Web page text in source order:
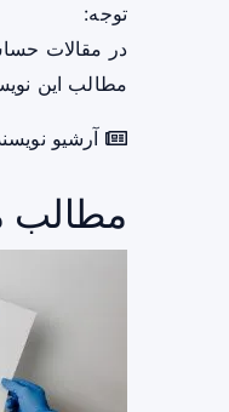
توجه:
در مقالات
مطالب این
آرشیو
مطالب